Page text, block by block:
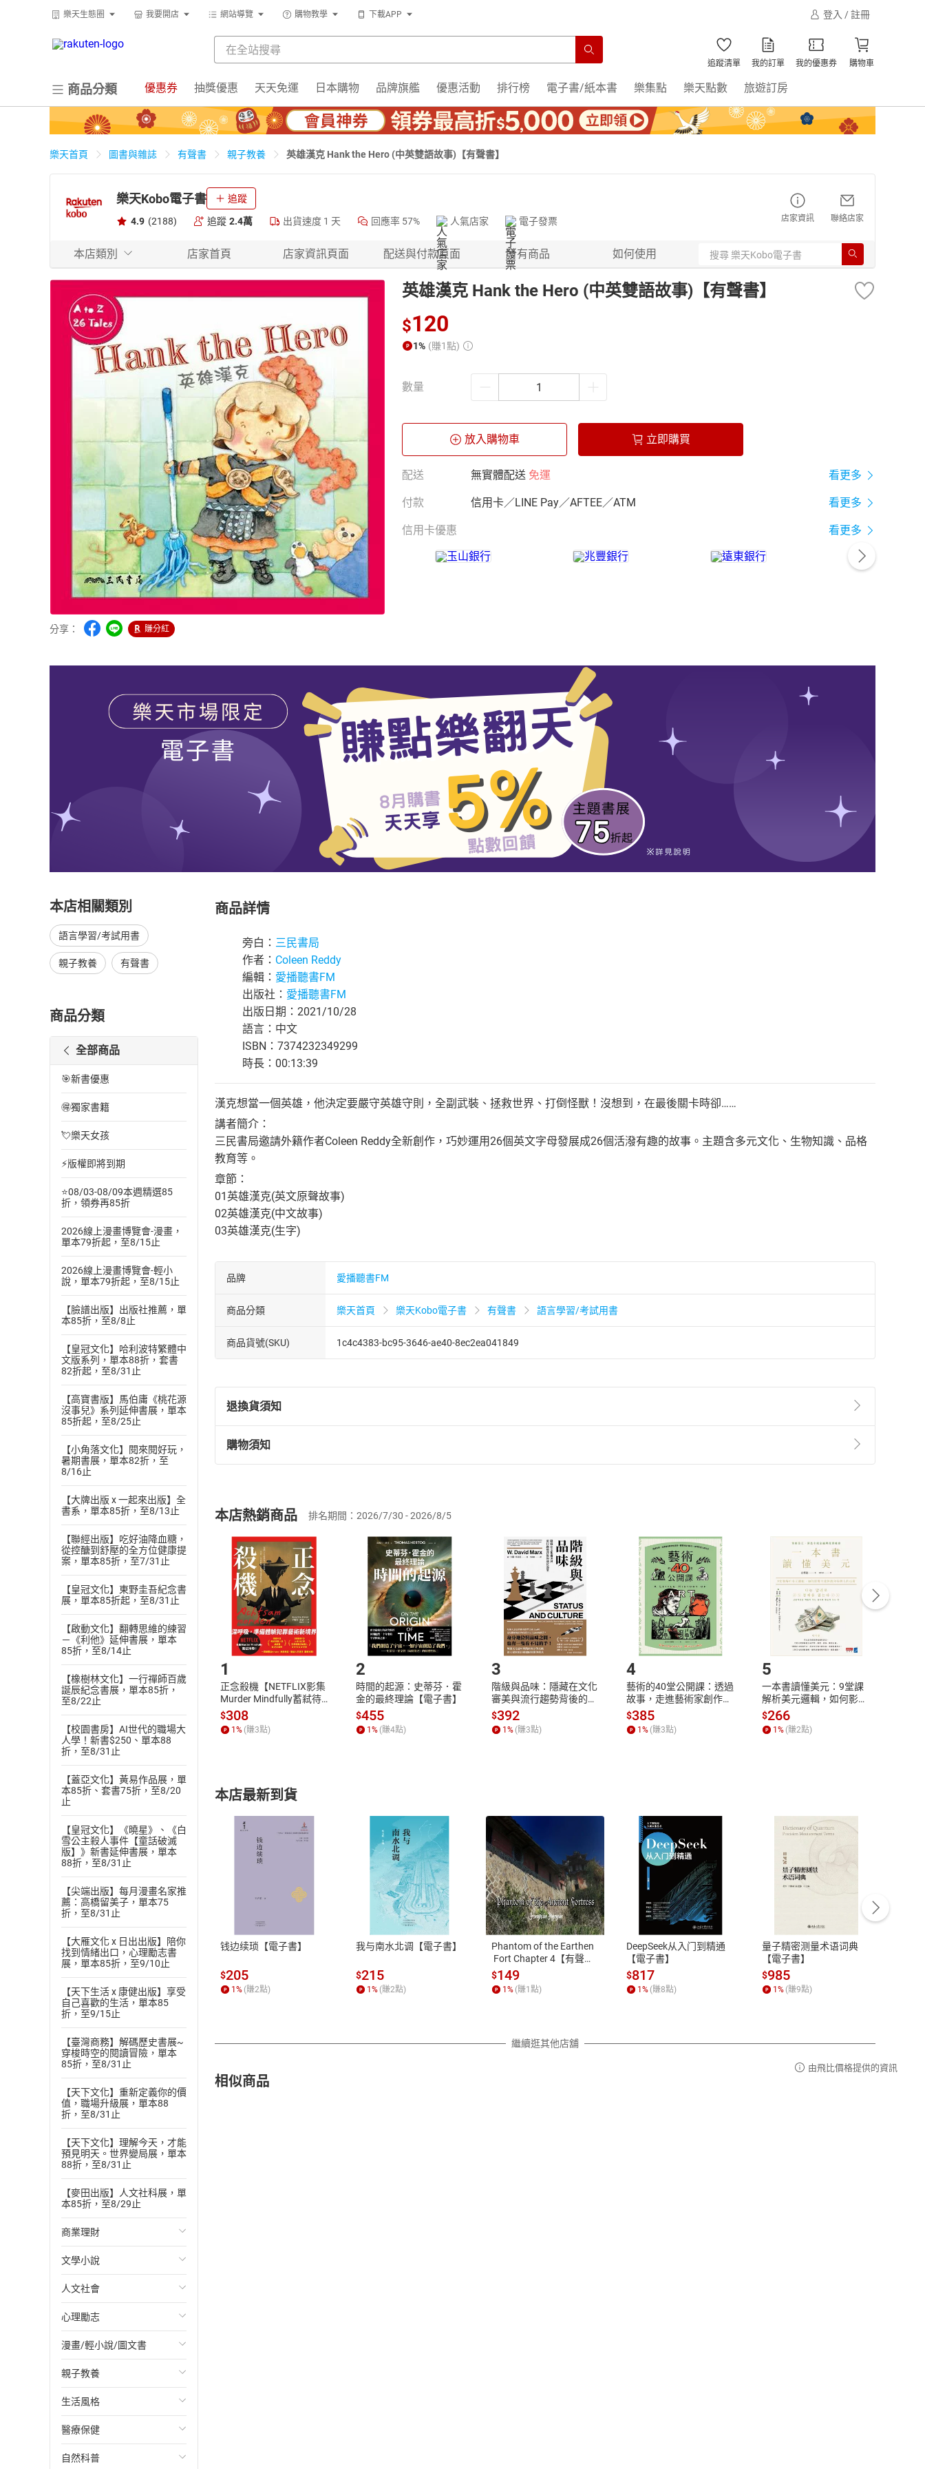
樂天生態圈 我要開店 網站導覽 購物教學 下載APP 登入 / 註冊
追蹤清單 我的訂單 我的優惠券 購物車
商品分類 優惠券 抽獎優惠 天天免運 日本購物 品牌旗艦 優惠活動 排行榜 電子書/紙本書 樂集點 樂天點數 旅遊訂房
樂天首頁 圖書與雜誌 有聲書 親子教養 英雄漢克 Hank the Hero (中英雙語故事)【有聲書】
樂天Kobo電子書 追蹤
4.9 (2188) 追蹤 2.4萬 出貨速度 1 天 回應率 57% 人氣店家 電子發票 店家資訊 聯絡店家
本店類別 店家首頁 店家資訊頁面 配送與付款頁面 所有商品 如何使用
分享： 賺分紅
英雄漢克 Hank the Hero (中英雙語故事)【有聲書】
$120
1% (賺1點)
數量
放入購物車 立即購買
配送 無實體配送 免運 看更多
付款 信用卡／LINE Pay／AFTEE／ATM 看更多
信用卡優惠 看更多
本店相關類別
語言學習/考試用書
親子教養 有聲書
商品分類
全部商品
🎯新書優惠
🉐獨家書籍
💘樂天女孩
⚡版權即將到期
⭐08/03-08/09本週精選85
折，領券再85折
2026線上漫畫博覽會-漫畫，
單本79折起，至8/15止
2026線上漫畫博覽會-輕小
說，單本79折起，至8/15止
【臉譜出版】出版社推薦，單
本85折，至8/8止
【皇冠文化】哈利波特繁體中
文版系列，單本88折，套書
82折起，至8/31止
【高寶書版】馬伯庸《桃花源
沒事兒》系列延伸書展，單本
85折起，至8/25止
【小角落文化】閱來閱好玩，
暑期書展，單本82折，至
8/16止
【大牌出版 x 一起來出版】全
書系，單本85折，至8/13止
【聯經出版】吃好油降血糖，
從控醣到舒壓的全方位健康提
案，單本85折，至7/31止
【皇冠文化】東野圭吾紀念書
展，單本85折起，至8/31止
【啟動文化】翻轉思維的練習
－《利他》延伸書展，單本
85折，至8/14止
【橡樹林文化】一行禪師百歲
誕辰紀念書展，單本85折，
至8/22止
【校園書房】AI世代的職場大
人學！新書$250、單本88
折，至8/31止
【蓋亞文化】黃易作品展，單
本85折、套書75折，至8/20
止
【皇冠文化】《曉星》、《白
雪公主殺人事件【童話破滅
版】》新書延伸書展，單本
88折，至8/31止
【尖端出版】每月漫畫名家推
薦：高橋留美子，單本75
折，至8/31止
【大雁文化 x 日出出版】陪你
找到情緒出口，心理勵志書
展，單本85折，至9/10止
【天下生活 x 康健出版】享受
自己喜歡的生活，單本85
折，至9/15止
【臺灣商務】解碼歷史書展~
穿梭時空的閱讀冒險，單本
85折，至8/31止
【天下文化】重新定義你的價
值，職場升級展，單本88
折，至8/31止
【天下文化】理解今天，才能
預見明天。世界變局展，單本
88折，至8/31止
【麥田出版】人文社科展，單
本85折，至8/29止
商業理財
投資理財
經濟/趨勢
財務/金融
管理/領導
職場工作術
成功法
行銷/廣告
傳記
文學小說
歐美文學
日本文學
韓國文學
華文文學
經典文學
成長/家庭生活小說
懸疑/推理小說
人文社會
國際關係
政治
社會科學
台灣/中國歷史
日/韓歷史
其他歷史/史學
心理勵志
心靈成長/情緒
人際關係
兩性關係
心理學
漫畫/輕小說/圖文書
輕小說
奇幻/科幻
愛情故事
職場/社會寫實
親子教養
教育現場
兒童文學/故事
兒童科普/學習
生活風格
飲食/食譜
健身/美顏
醫療保健
健康/養生
自然科普
商品詳情
旁白： 三民書局
作者： Coleen Reddy
編輯： 愛播聽書FM
出版社： 愛播聽書FM
出版日期：2021/10/28
語言：中文
ISBN：7374232349299
時長：00:13:39
漢克想當一個英雄，他決定要嚴守英雄守則，全副武裝、拯救世界、打倒怪獸！沒想到，在最後關卡時卻……
講者簡介：
三民書局邀請外籍作者Coleen Reddy全新創作，巧妙運用26個英文字母發展成26個活潑有趣的故事。主題含多元文化、生物知識、品格
教育等。
章節：
01英雄漢克(英文原聲故事)
02英雄漢克(中文故事)
03英雄漢克(生字)
品牌 愛播聽書FM
商品分類 樂天首頁 樂天Kobo電子書 有聲書 語言學習/考試用書
商品貨號(SKU) 1c4c4383-bc95-3646-ae40-8ec2ea041849
退換貨須知
退換貨規定：
(一)依消費者保護法第19條第1項後段暨通訊交易解除權合理例外情事適用準則第2條第5款之規定，「非以有形媒介提供之數位
(二)消費者訂購本店鋪之商品即代表知悉本店鋪所銷售之商品為電子書，屬非以有形媒介提供之數位內容，消費者同意若訂購後
且已下載/存取電子書，不得請求退貨退款。
退貨方式：您欲取消訂單或辦理退貨時，請登入樂天市場，並於「我的訂單」中點選「瀏覽訂單明細」
「申請取消訂單/ 退
貨」，本店鋪將依您的申請進行審核，待審核通過後將為您辦理退款事宜。
請注意，樂天市場須以整筆訂單為單位進行取消/退貨，恕無法以單支商品取消/退貨。
購物須知
挑選商品
Choose
放入購物車
Shopping cart
登入帳號
Login
付款方式
Payment
完成訂單
Complete
購書後，如何開始使用？
Step1.選擇閱讀載具 Step2.登入帳號，下載書籍後看書
付款方式
ATM轉帳、信用卡、LINE PAY、AFTEE
退換貨規範
本店是否提供消費者保護法七日猶豫期
之權利，遽消費者保護法及通訊交易解
除權合理例外情事適用準則，依商品性
質各有不同規定。詳細退換貨說明請參
照各商品說明。
客服資訊
服務時間：週一到週五 10:00-12:00、
13:00-17:00 (國定假日及例假日休息)
客服電話：0080-1857077
本店熱銷商品 排名期間：2026/7/30 - 2026/8/5
1
正念殺機【NETFLIX影集
Murder Mindfully蓄弒待
發】【電子書】
$308
1% (賺3點)
2
時間的起源：史蒂芬．霍
金的最終理論【電子書】
$455
1% (賺4點)
3
階級與品味：隱藏在文化
審美與流行趨勢背後的地
位渴望【電子書】
$392
1% (賺3點)
4
藝術的40堂公開課：透過
故事，走進藝術家創作現
場，看藝術如何誕生、如
何形塑人類生活【電子
書】
$385
1% (賺3點)
5
一本書讀懂美元：9堂課
解析美元邏輯，如何影響
全球經濟和每個人的投資
【電子書】
$266
1% (賺2點)
本店最新到貨
钱边续琐【電子書】
$205
1% (賺2點)
我与南水北调【電子書】
$215
1% (賺2點)
Phantom of the Earthen
Fort Chapter 4【有聲
書】
$149
1% (賺1點)
DeepSeek从入门到精通
【電子書】
$817
1% (賺8點)
量子精密测量术语词典
【電子書】
$985
1% (賺9點)
繼續逛其他店舖
相似商品
由飛比價格提供的資訊